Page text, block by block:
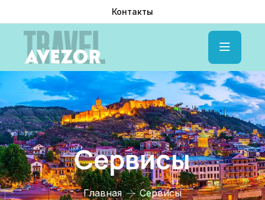
Контакты
Сервисы
Главная Сервисы